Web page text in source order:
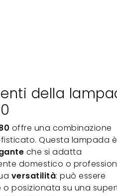
della
offre una combinazione
Questa lampada è
che si adatta
domestico o
versatilità: può essere
posizionata su una